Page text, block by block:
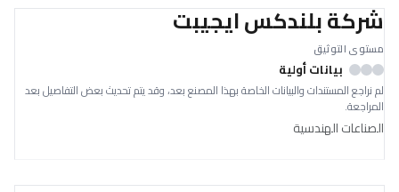
شركة بلندكس ايجيبت
مستوى التوثيق
بيانات أولية
لم نراجع المستندات والبيانات الخاصة بهذا المصنع بعد، وقد يتم تحديث بعض التفاصيل بعد
المراجعة.
الصناعات الهندسية